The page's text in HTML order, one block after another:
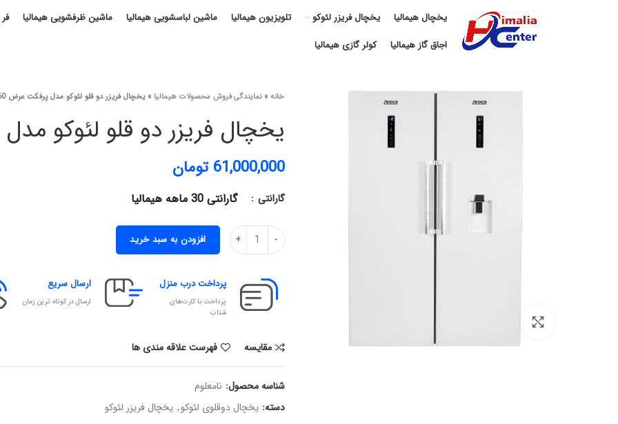
یخچال هیمالیا یخچال فریزر لئوکو تلویزیون هیمالیا ماشین لباسشویی هیمالیا ماشین ظرفشویی هیمالیا
اجاق گاز هیمالیا
کولر گازی هیمالیا
خانه»نمایندگی فروش محصولات هیمالیا »یخچال فریزر دو قلو لئوکو مدل پرفکت عرض 60
یخچال فریزر دو قلو لئوکو
61,000,000 تومان
گارانتی گارانتی 30 ماهه هیمالیا
افزودن به سبد خرید
پرداخت درب منزل
پرداخت با کارت‌های
شتاب
ارسال سریع
ارسال در کوتاه ترین زمان
مقایسه فهرست علاقه مندی ها
شناسه محصول: نامعلوم
دسته: یخچال دوقلوی لئوکو, یخچال فریزر لئوکو